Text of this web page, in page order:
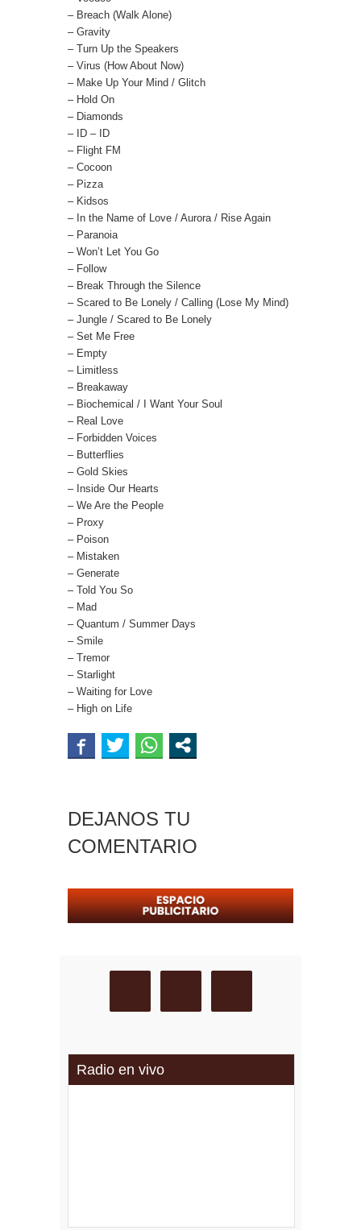
– Breach (Walk Alone)
– Gravity
– Turn Up the Speakers
– Virus (How About Now)
– Make Up Your Mind / Glitch
– Hold On
– Diamonds
– ID – ID
– Flight FM
– Cocoon
– Pizza
– Kidsos
– In the Name of Love / Aurora / Rise Again
– Paranoia
– Won’t Let You Go
– Follow
– Break Through the Silence
– Scared to Be Lonely / Calling (Lose My Mind)
– Jungle / Scared to Be Lonely
– Set Me Free
– Empty
– Limitless
– Breakaway
– Biochemical / I Want Your Soul
– Real Love
– Forbidden Voices
– Butterflies
– Gold Skies
– Inside Our Hearts
– We Are the People
– Proxy
– Poison
– Mistaken
– Generate
– Told You So
– Mad
– Quantum / Summer Days
– Smile
– Tremor
– Starlight
– Waiting for Love
– High on Life
DEJANOS TU
COMENTARIO
Radio en vivo